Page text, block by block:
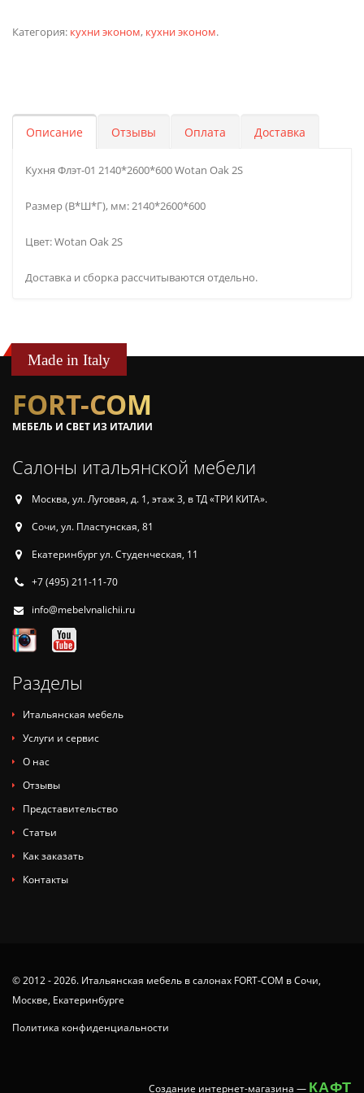
Категория: кухни эконом, кухни эконом.
Описание Отзывы Оплата Доставка
Кухня Флэт-01 2140*2600*600 Wotan Oak 2S
Размер (В*Ш*Г), мм: 2140*2600*600
Цвет: Wotan Oak 2S
Доставка и сборка рассчитываются отдельно.
Made in Italy
FORT-COM
МЕБЕЛЬ И СВЕТ ИЗ ИТАЛИИ
Салоны итальянской мебели
Москва, ул. Луговая, д. 1, этаж 3, в ТД «ТРИ КИТА».
Сочи, ул. Пластунская, 81
Екатеринбург ул. Студенческая, 11
+7 (495) 211-11-70
info@mebelvnalichii.ru
Разделы
Итальянская мебель
Услуги и сервис
О нас
Отзывы
Представительство
Статьи
Как заказать
Контакты
© 2012 - 2026. Итальянская мебель в салонах FORT-COM в Сочи,
Москве, Екатеринбурге
Политика конфиденциальности
Создание интернет-магазина — КАФТ